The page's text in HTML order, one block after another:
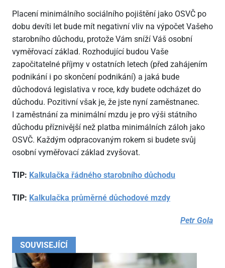
SOUVISEJÍCÍ
Placení minimálního sociálního pojištění jako OSVČ po
dobu devíti let bude mít negativní vliv na výpočet Vašeho
starobního důchodu, protože Vám sníží Váš osobní
vyměřovací základ. Rozhodující budou Vaše
započitatelné příjmy v ostatních letech (před zahájením
podnikání i po skončení podnikání) a jaká bude
důchodová legislativa v roce, kdy budete odcházet do
důchodu. Pozitivní však je, že jste nyní zaměstnanec.
I zaměstnání za minimální mzdu je pro výši státního
důchodu příznivější než platba minimálních záloh jako
OSVČ. Každým odpracovaným rokem si budete svůj
osobní vyměřovací základ zvyšovat.
TIP: Kalkulačka řádného starobního důchodu
TIP: Kalkulačka průměrné důchodové mzdy
Petr Gola